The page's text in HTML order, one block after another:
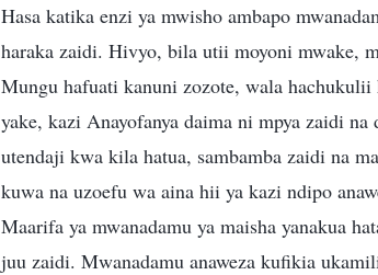
Hasa katika enzi ya mwisho ambapo
haraka zaidi. Hivyo, bila utii moyoni mwake,
Mungu hafuati kanuni zozote, wala
yake, kazi Anayofanya daima ni mpya zaidi
utendaji kwa kila hatua, sambamba zaidi na
kuwa na uzoefu wa aina hii ya kazi ndipo
Maarifa ya mwanadamu ya maisha yanakua
juu zaidi. Mwanadamu anaweza kufikia